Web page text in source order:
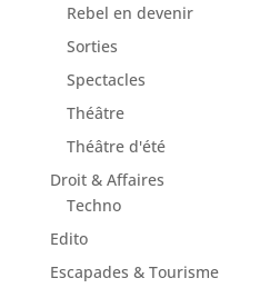
Rebel en devenir
Sorties
Spectacles
Théâtre
Théâtre d'été
Droit & Affaires
Techno
Edito
Escapades & Tourisme